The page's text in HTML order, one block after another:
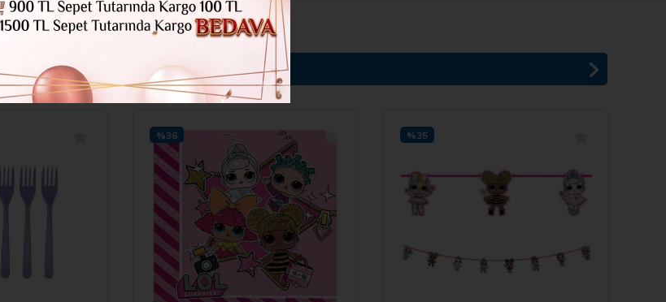
BENZER ÜRÜNLER
%36 %35